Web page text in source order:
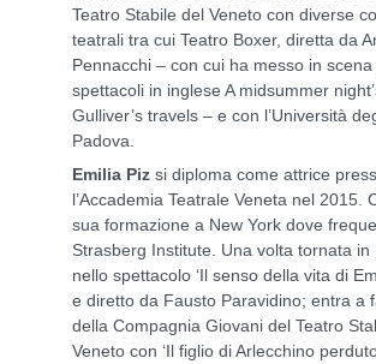
Teatro Stabile del Veneto con diverse
teatrali tra cui Teatro Boxer, diretta da
Pennacchi – con cui ha messo in scena
spettacoli in inglese A midsummer
Gulliver’s travels – e con l’Università
Padova.
Emilia Piz si diploma come attrice
l’Accademia Teatrale Veneta nel 2015.
sua formazione a New York dove
Strasberg Institute. Una volta tornata in
nello spettacolo ‘Il senso della vita di
e diretto da Fausto Paravidino; entra a
della Compagnia Giovani del Teatro
Veneto con ‘Il figlio di Arlecchino